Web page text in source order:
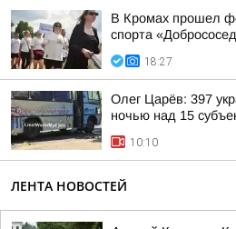
В Кромах прошел
спорта
18:27
Олег Царёв: 397
ночью над 15
10:10
ЛЕНТА НОВОСТЕЙ